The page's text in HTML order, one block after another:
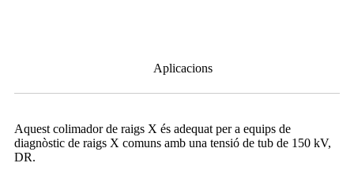
Aplicacions
Aquest colimador de raigs X és adequat per a equips de
diagnòstic de raigs X comuns amb una tensió de tub de 150 kV,
DR.